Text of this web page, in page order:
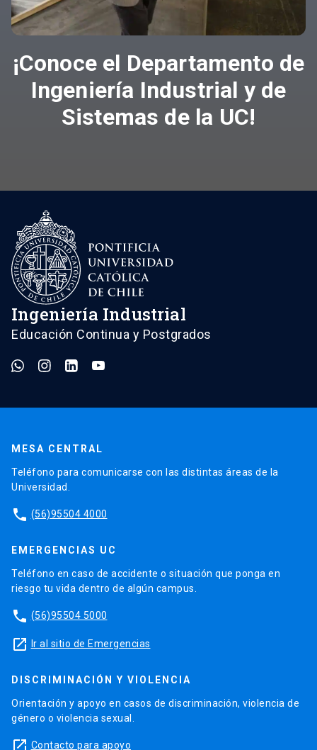
¡Conoce el Departamento de
Ingeniería Industrial y de
Sistemas de la UC!
Ingeniería Industrial
Educación Continua y Postgrados
MESA CENTRAL
Teléfono para comunicarse con las distintas áreas de la
Universidad.
phone (56)95504 4000
EMERGENCIAS UC
Teléfono en caso de accidente o situación que ponga en
riesgo tu vida dentro de algún campus.
phone (56)95504 5000
launch Ir al sitio de Emergencias
DISCRIMINACIÓN Y VIOLENCIA
Orientación y apoyo en casos de discriminación, violencia de
género o violencia sexual.
launch Contacto para apoyo